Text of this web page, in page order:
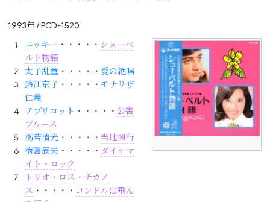
1993年 / PCD-1520
ニッキー ・・・・・ シューベ
ルト物語
太子乱童 ・・・・・ 愛の絶唱
鈴江京子 ・・・・・ モナリザ
仁義
アプリコット ・・・・・ 公害
ブルース
栃若清光 ・・・・・ 当地興行
梅宮辰夫 ・・・・・ ダイナマ
イト・ロック
トリオ・ロス・チカノ
ス ・・・・・ コンドルは飛ん